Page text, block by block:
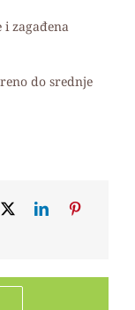
i zagađena
do srednje